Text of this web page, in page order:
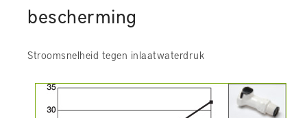
bescherming
Stroomsnelheid tegen inlaatwaterdruk